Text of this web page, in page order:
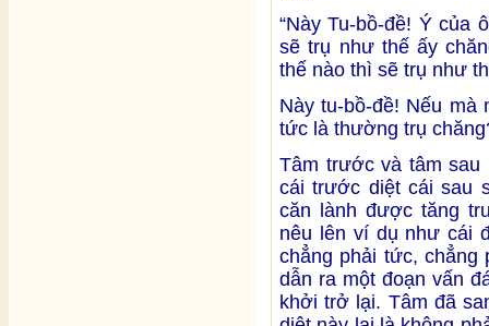
“Này Tu-bồ-đề! Ý của
sẽ trụ như thế ấy
thế nào thì sẽ trụ như
Này tu-bồ-đề! Nếu
tức là thường trụ
Tâm trước và tâm sau
cái trước diệt cái sau
căn lành được tăng
nêu lên ví dụ như cái
chẳng phải tức, chẳng
dẫn ra một đoạn vấn
khởi trở lại. Tâm đã